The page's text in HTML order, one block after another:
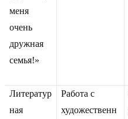
меня
очень
дружная
семья!»
Литератур
ная
Работа с
художественн